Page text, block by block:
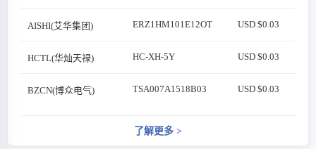
AISHI(艾华集团) ERZ1HM101E12OT USD $0.03
HCTL(华灿天禄) HC-XH-5Y USD $0.03
BZCN(博众电气) TSA007A1518B03 USD $0.03
了解更多 >